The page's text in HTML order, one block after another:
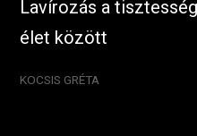
Lavírozás a
élet között
KOCSIS GRÉTA